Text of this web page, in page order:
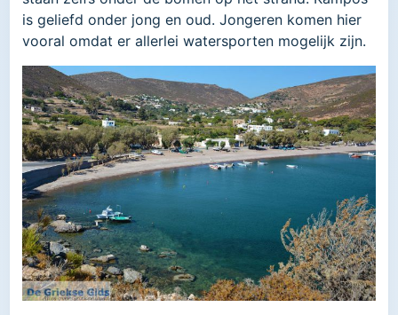
is geliefd onder jong en oud. Jongeren komen hier
vooral omdat er allerlei watersporten mogelijk zijn.